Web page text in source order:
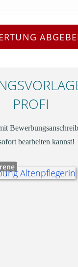
PROFI
bearbeiten kannst!